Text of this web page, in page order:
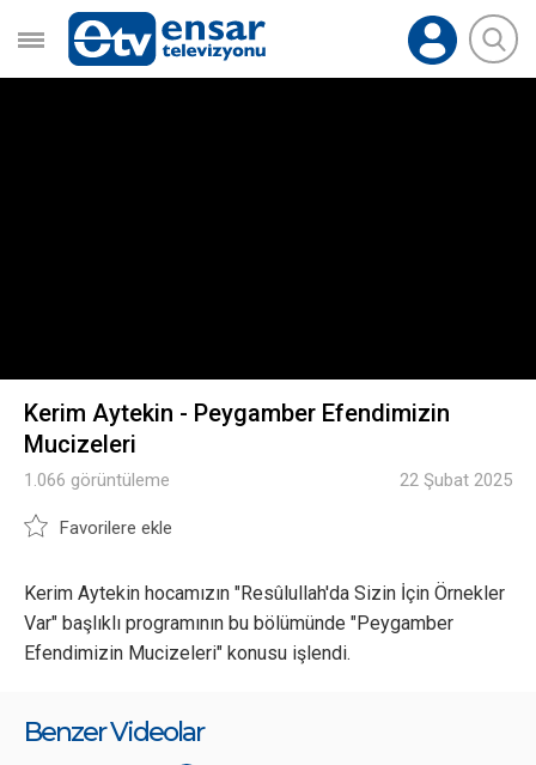
Kerim Aytekin - Peygamber Efendimizin
Mucizeleri
1.066 görüntüleme 22 Şubat 2025
Favorilere ekle
Kerim Aytekin hocamızın "Resûlullah'da Sizin İçin Örnekler
Var" başlıklı programının bu bölümünde "Peygamber
Efendimizin Mucizeleri" konusu işlendi.
Benzer Videolar